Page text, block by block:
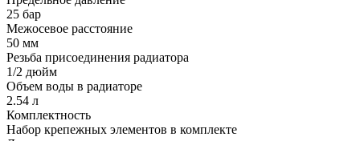
25 бар
Межосевое расстояние
50 мм
Резьба присоединения радиатора
1/2 дюйм
Объем воды в радиаторе
2.54 л
Комплектность
Набор крепежных элементов в комплекте